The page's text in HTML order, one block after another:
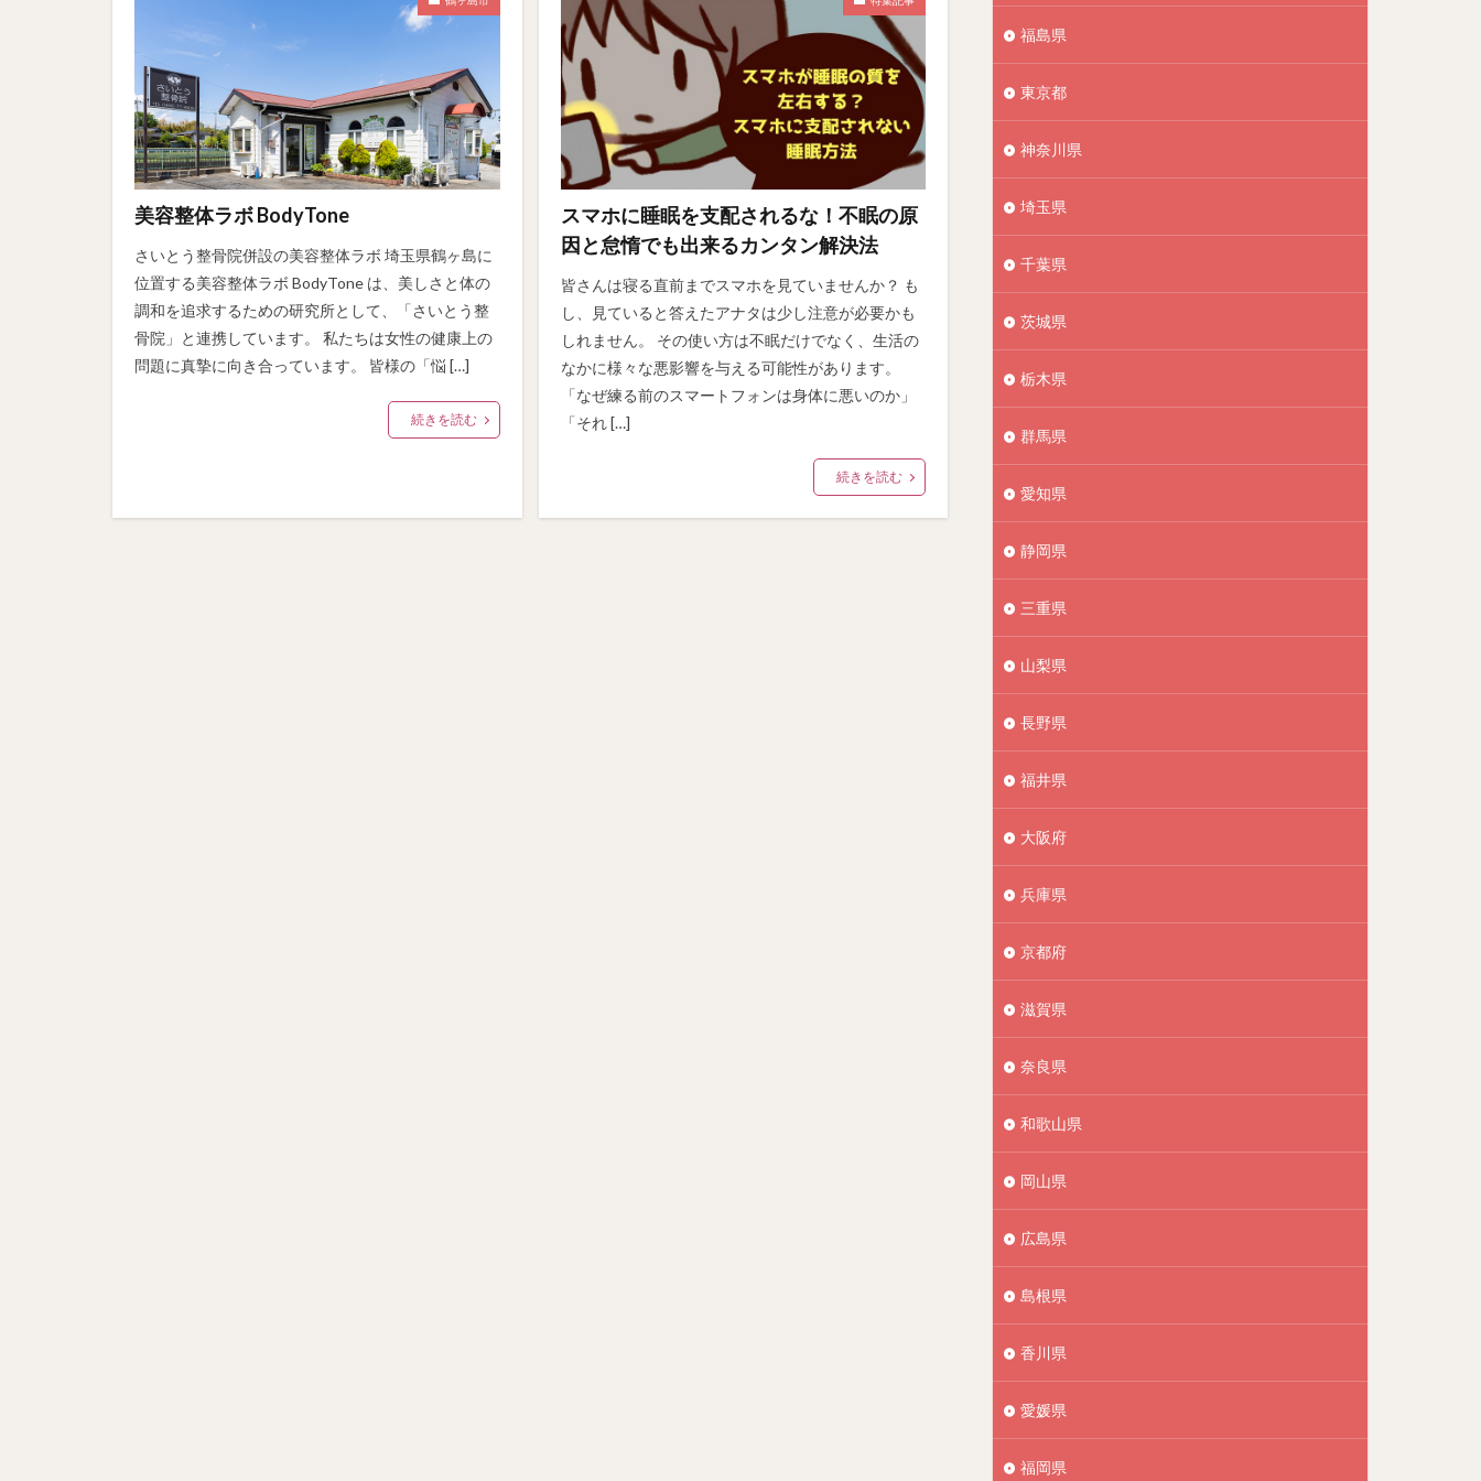
美容整体ラボ BodyTone
さいとう整骨院併設の美容整体ラボ 埼玉県鶴ヶ島に
位置する美容整体ラボ BodyTone は、美しさと体の
調和を追求するための研究所として、「さいとう整
骨院」と連携しています。 私たちは女性の健康上の
問題に真摯に向き合っています。 皆様の「悩 […]
続きを読む
スマホに睡眠を支配されるな！不眠の原
因と怠惰でも出来るカンタン解決法
皆さんは寝る直前までスマホを見ていませんか？ も
し、見ていると答えたアナタは少し注意が必要かも
しれません。 その使い方は不眠だけでなく、生活の
なかに様々な悪影響を与える可能性があります。
「なぜ練る前のスマートフォンは身体に悪いのか」
「それ […]
続きを読む
福島県
東京都
神奈川県
埼玉県
千葉県
茨城県
栃木県
群馬県
愛知県
静岡県
三重県
山梨県
長野県
福井県
大阪府
兵庫県
京都府
滋賀県
奈良県
和歌山県
岡山県
広島県
島根県
香川県
愛媛県
福岡県